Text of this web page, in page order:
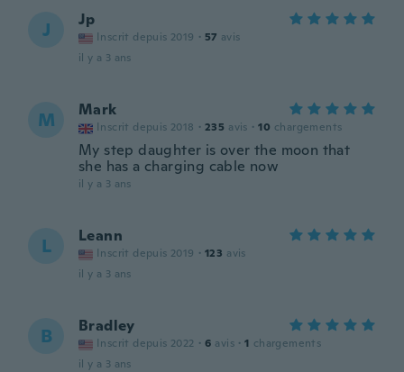
J Jp
Inscrit depuis 2019 · 57 avis
il y a 3 ans
M Mark
Inscrit depuis 2018 · 235 avis · 10 chargements
My step daughter is over the moon that
she has a charging cable now
il y a 3 ans
L Leann
Inscrit depuis 2019 · 123 avis
il y a 3 ans
B Bradley
Inscrit depuis 2022 · 6 avis · 1 chargements
il y a 3 ans